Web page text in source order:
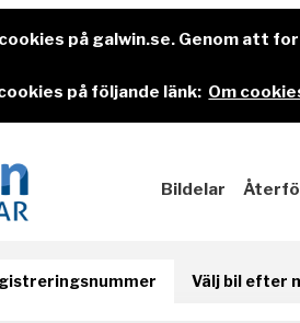
på galwin.se. Genom att
på följande länk: Om
Bildelar
Välj bil efter